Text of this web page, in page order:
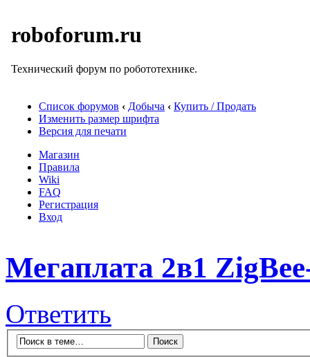
roboforum.ru
Технический форум по робототехнике.
Список форумов ‹ Добыча ‹ Купить / Продать
Изменить размер шрифта
Версия для печати
Магазин
Правила
Wiki
FAQ
Регистрация
Вход
Мегаплата 2в1
Ответить